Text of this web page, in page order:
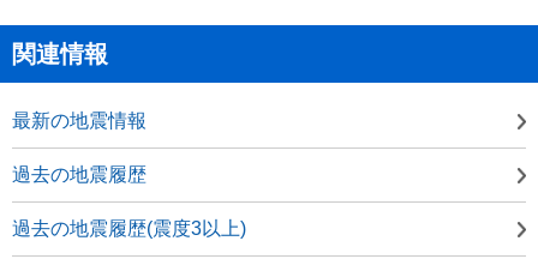
関連情報
最新の地震情報
過去の地震履歴
過去の地震履歴(震度3以上)